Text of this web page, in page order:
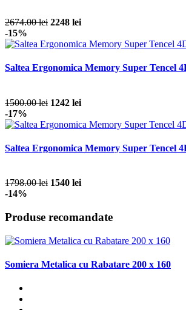
2674.00 lei 2248 lei
-15%
Saltea Ergonomica Memory Super Tencel
1500.00 lei 1242 lei
-17%
Saltea Ergonomica Memory Super Tencel
1798.00 lei 1540 lei
-14%
Produse recomandate
Somiera Metalica cu Rabatare 200 x 160